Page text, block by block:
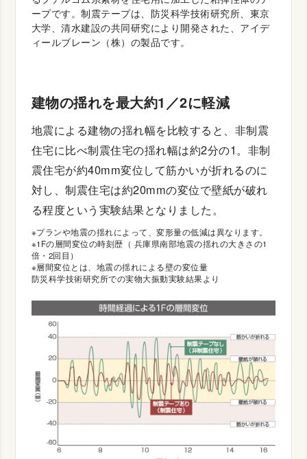
ープです。制震テープは、防災科学技術研究所、東京
大学、清水建設の共同研究により開発された、アイデ
ィールブレーン（株）の製品です。
建物の揺れを最大約1／2に軽減
地震による建物の揺れ幅を比較すると、非制震
住宅に比べ制震住宅の揺れ幅は約2分の1。非制
震住宅が約40mm変位して筋かいが折れるのに
対し、制震住宅は約20mmの変位で壁紙が破れ
る程度という実験結果となりました。
※プランや地震の揺れによって、変形量の低減は異なります。
※1Fの層間変位の時刻歴（ 兵庫県南部地震の揺れの大きさの1
倍・2回目）
※層間変位とは、地震の揺れによる壁の変位量
防災科学技術研究所での実物大振動実験結果より